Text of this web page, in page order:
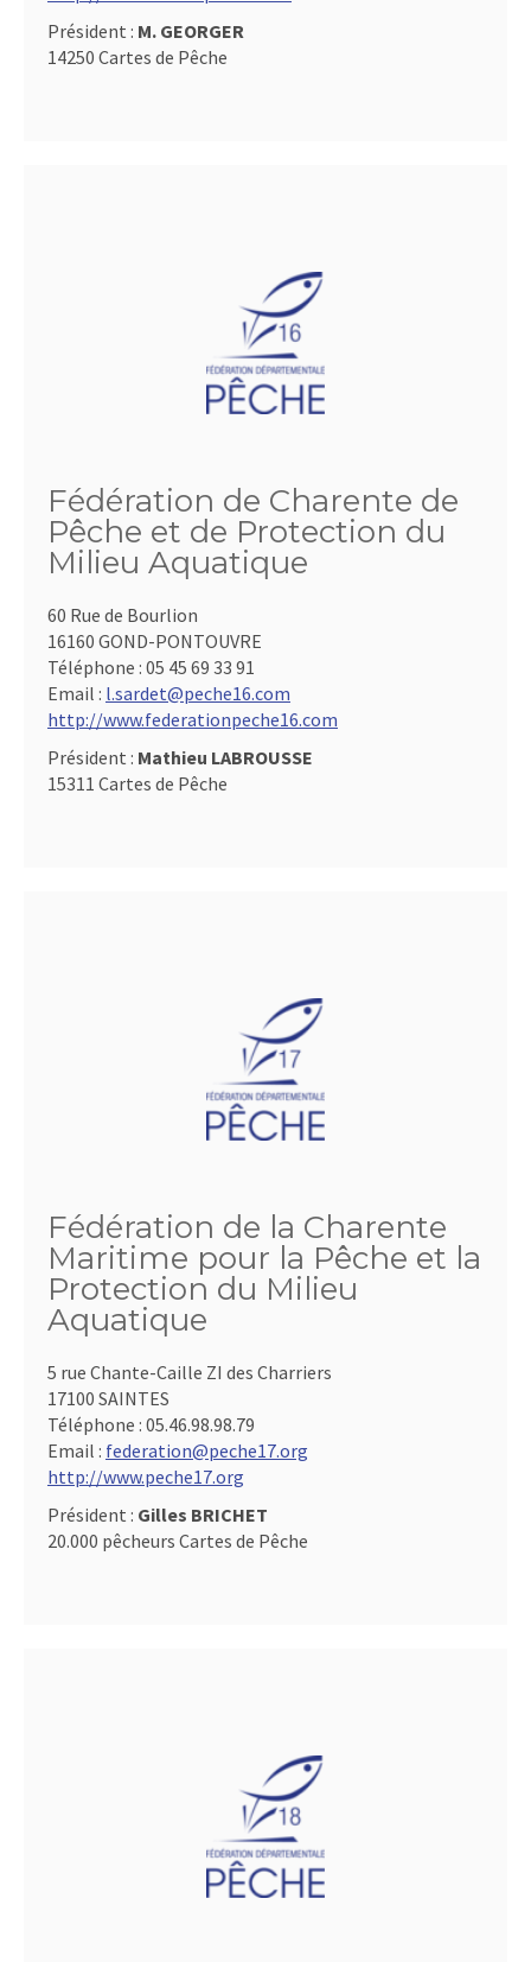
Président : M. GEORGER
14250 Cartes de Pêche
Fédération de Charente de
Pêche et de Protection du
Milieu Aquatique
60 Rue de Bourlion
16160 GOND-PONTOUVRE
Téléphone : 05 45 69 33 91
Email : l.sardet@peche16.com
http://www.federationpeche16.com
Président : Mathieu LABROUSSE
15311 Cartes de Pêche
Fédération de la Charente
Maritime pour la Pêche et la
Protection du Milieu
Aquatique
5 rue Chante-Caille ZI des Charriers
17100 SAINTES
Téléphone : 05.46.98.98.79
Email : federation@peche17.org
http://www.peche17.org
Président : Gilles BRICHET
20.000 pêcheurs Cartes de Pêche